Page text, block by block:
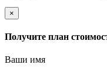
×
Получите план
Ваши имя